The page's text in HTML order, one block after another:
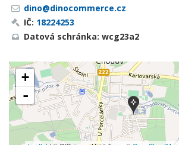
dino@dinocommerce.cz
IČ: 18224253
Datová schránka: wcg23a2
+
-